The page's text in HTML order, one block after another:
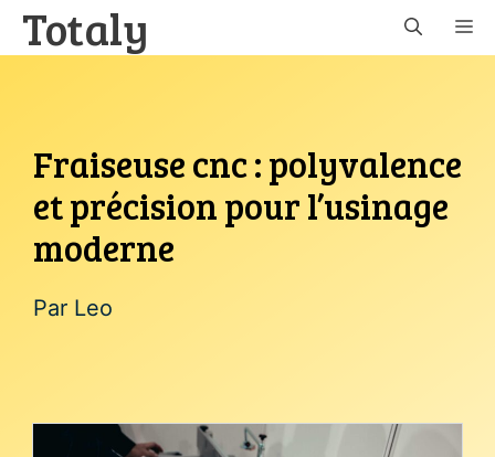
AllerTotaly
Fraiseuse cnc : polyvalence
et précision pour l’usinage
moderne
Par Leo